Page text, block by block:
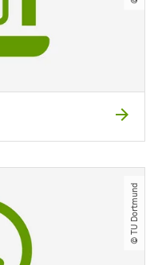
© TU Dortmund